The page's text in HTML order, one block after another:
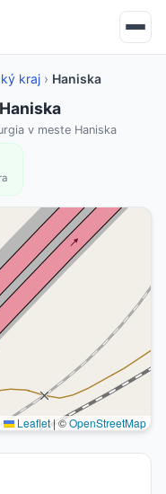
kraj › Haniska
v meste Haniska
Leaflet|©OpenStreetMap